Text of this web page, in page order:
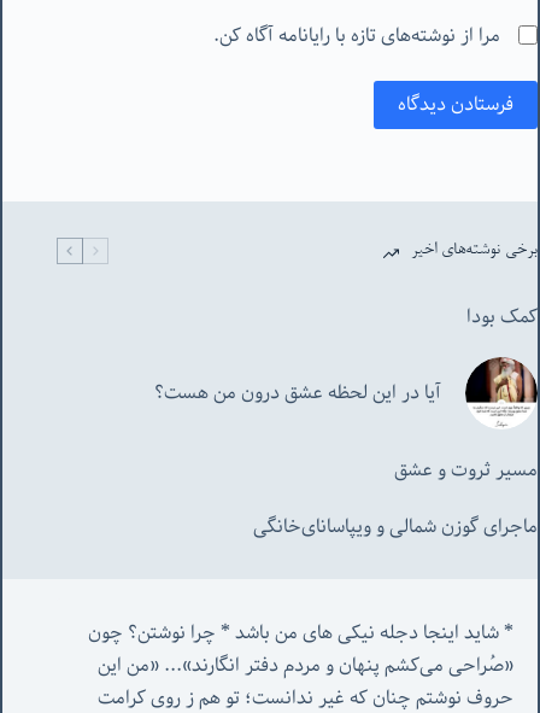
مرا از نوشته‌های تازه با رایانامه آگاه کن.
فرستادن دیدگاه
برخی نوشته‌های اخیر
کمک بودا
آیا در این لحظه عشق درون من هست؟
مسیر ثروت و عشق
ماجرای گوزن شمالی و‌ ویپاسانای‌خانگی
«صُراحی می‌کشم پنهان‌ و مردم‌ دفتر انگارند»... «